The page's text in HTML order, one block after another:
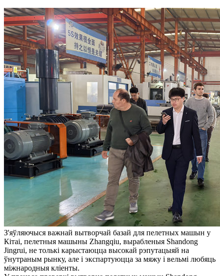
З'яўляючыся важнай вытворчай базай для пелетных машын у
Кітаі, пелетныя машыны Zhangqiu, вырабленыя Shandong
Jingrui, не толькі карыстаюцца высокай рэпутацыяй на
ўнутраным рынку, але і экспартуюцца за мяжу і вельмі любяць
міжнародныя кліенты.